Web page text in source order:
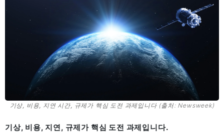
기상, 비용, 지연 시간, 규제가 핵심 도전 과제입니다(출처: Newsweek)
기상, 비용, 지연, 규제가 핵심 도전 과제입니다.